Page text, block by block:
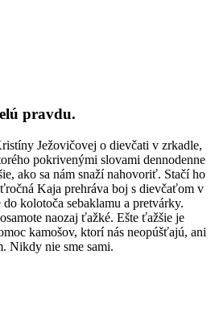
pravdu.
Ježovičovej o dievčati v zrkadle,
pokrivenými slovami dennodenne
ako sa nám snaží nahovoriť. Stačí ho
Kaja prehráva boj s dievčaťom v
kolotoča sebaklamu a pretvárky.
naozaj ťažké. Ešte ťažšie je
kamošov, ktorí nás neopúšťajú, ani
Nikdy nie sme sami.